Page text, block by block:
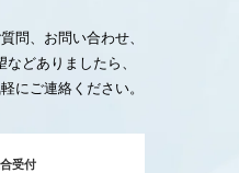
問、お問い合わせ、
どありましたら、
にご連絡ください。
受付